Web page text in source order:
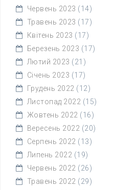
Червень 2023 (14)
Травень 2023 (17)
Квітень 2023 (17)
Березень 2023 (17)
Лютий 2023 (21)
Січень 2023 (17)
Грудень 2022 (12)
Листопад 2022 (15)
Жовтень 2022 (16)
Вересень 2022 (20)
Серпень 2022 (13)
Липень 2022 (19)
Червень 2022 (26)
Травень 2022 (29)